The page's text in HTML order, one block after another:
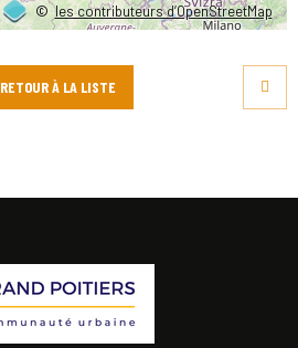
©les contributeurs d’OpenStreetMap
RETOUR À LA LISTE